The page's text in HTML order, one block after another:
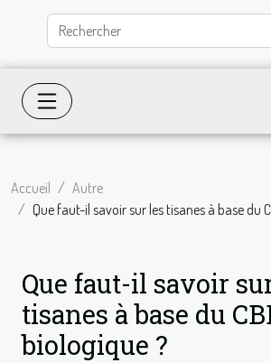
Accueil
Autre
Que faut-il savoir sur les tisanes à base du
Que faut-il savoir
tisanes à base du
biologique ?